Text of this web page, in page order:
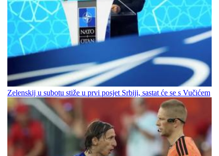
Zelenskij u subotu stiže u prvi posjet Srbiji, sastat će se s Vučićem